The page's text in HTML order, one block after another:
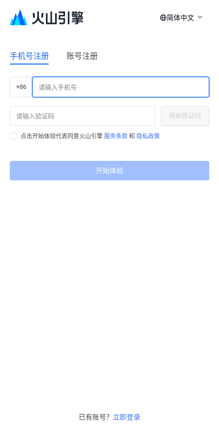
简体中文
手机号注册 账号注册
+86
获取验证码
点击开始体验代表同意火山引擎 服务条款 和 隐私政策
开始体验
已有账号？ 立即登录